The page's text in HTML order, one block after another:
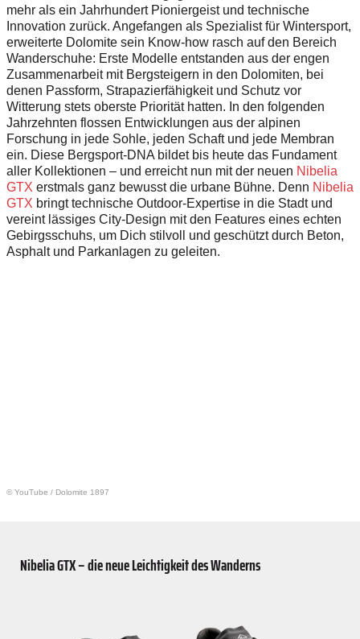
mehr als ein Jahrhundert Pioniergeist und technische
Innovation zurück. Angefangen als Spezialist für Wintersport,
erweiterte Dolomite sein Know-how rasch auf den Bereich
Wanderschuhe: Erste Modelle entstanden aus der engen
Zusammenarbeit mit Bergsteigern in den Dolomiten, bei
denen Passform, Strapazierfähigkeit und Schutz vor
Witterung stets oberste Priorität hatten. In den folgenden
Jahrzehnten flossen Entwicklungen aus der alpinen
Forschung in jede Sohle, jeden Schaft und jede Membran
ein. Diese Bergsport-DNA bildet bis heute das Fundament
aller Kollektionen – und erreicht nun mit der neuen Nibelia
GTX erstmals ganz bewusst die urbane Bühne. Denn Nibelia
GTX bringt technische Outdoor-Expertise in die Stadt und
vereint lässiges City-Design mit den Features eines echten
Gebirgsschuhs, um Dich stilvoll und geschützt durch Beton,
Asphalt und Parkanlagen zu geleiten.
© YouTube / Dolomite 1897
Nibelia GTX – die neue Leichtigkeit des Wanderns